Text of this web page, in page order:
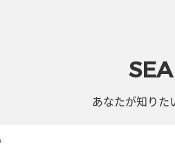
あなたが知りた